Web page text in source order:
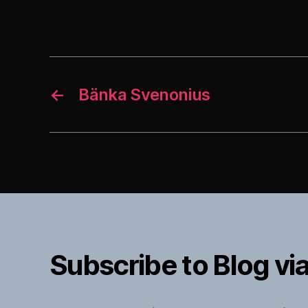
← Bänka Svenonius
Subscribe to Blog